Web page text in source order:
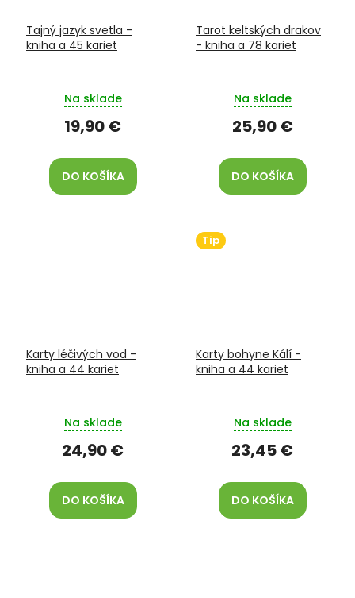
Tajný jazyk svetla -
kniha a 45 kariet
Na sklade
19,90 €
DO KOŠÍKA
Tarot keltských drakov
- kniha a 78 kariet
Na sklade
25,90 €
DO KOŠÍKA
Karty léčivých vod -
kniha a 44 kariet
Na sklade
24,90 €
DO KOŠÍKA
Tip
Karty bohyne Kálí -
kniha a 44 kariet
Na sklade
23,45 €
DO KOŠÍKA